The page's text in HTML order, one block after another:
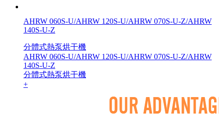
AHRW 060S-U/AHRW 120S-U/AHRW 070S-U-Z/AHRW
140S-U-Z
分體式熱泵烘干機
AHRW 060S-U/AHRW 120S-U/AHRW 070S-U-Z/AHRW
140S-U-Z
分體式熱泵烘干機
+